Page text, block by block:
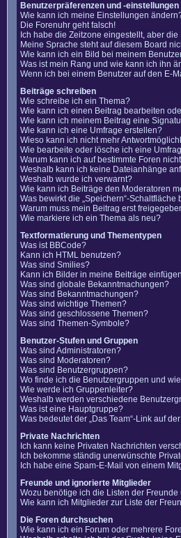
Benutzerpräferenzen und -einstellungen
Wie kann ich meine Einstellungen
Die Forenuhr geht falsch!
Ich habe die Zeitzone eingestellt, aber
Meine Sprache steht auf diesem Board
Wie kann ich ein Bild bei meinem
Was ist mein Rang und wie kann ich ihn
Wenn ich bei einem Benutzer auf den E-
Beiträge schreiben
Wie schreibe ich ein Thema?
Wie kann ich einen Beitrag bearbeiten
Wie kann ich meinem Beitrag eine
Wie kann ich eine Umfrage erstellen?
Wieso kann ich nicht mehr
Wie bearbeite oder lösche ich eine
Warum kann ich auf bestimmte Foren
Weshalb kann ich keine Dateianhänge
Weshalb wurde ich verwarnt?
Wie kann ich Beiträge den Moderatoren
Was bewirkt die „Speichern“-
Warum muss mein Beitrag erst
Wie markiere ich ein Thema als neu?
Textformatierung und Thementypen
Was ist BBCode?
Kann ich HTML benutzen?
Was sind Smilies?
Kann ich Bilder in meine Beiträge
Was sind globale Bekanntmachungen?
Was sind Bekanntmachungen?
Was sind wichtige Themen?
Was sind geschlossene Themen?
Was sind Themen-Symbole?
Benutzer-Stufen und Gruppen
Was sind Administratoren?
Was sind Moderatoren?
Was sind Benutzergruppen?
Wo finde ich die Benutzergruppen und
Wie werde ich Gruppenleiter?
Weshalb werden verschiedene
Was ist eine Hauptgruppe?
Was bedeutet der „Das Team“-Link auf
Private Nachrichten
Ich kann keine Privaten Nachrichten
Ich bekomme ständig unerwünschte
Ich habe eine Spam-E-Mail von einem
Freunde und ignorierte Mitglieder
Wozu benötige ich die Listen der
Wie kann ich Mitglieder zur Liste der
Die Foren durchsuchen
Wie kann ich ein Forum oder mehrere